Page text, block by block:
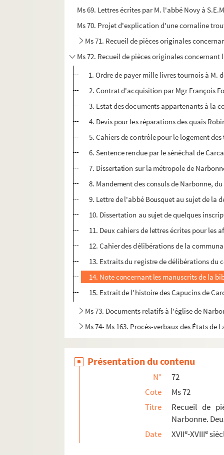
Ms 69. Lettres écrites par M. l'abbé Novy à
Ms 70. Projet d'explication d'une cornaline
Ms 71. Recueil de pièces originales
Ms 72. Recueil de pièces originales
1. Ordre de payer mille livres tournois à M.
2. Contrat d'acquisition par Mgr François
3. Estat des documents appartenants à la
4. Devis pour les réparations des quais
5. Cahiers de contrôle pour le logement
6. Sentence rendue par le sénéchal de
7. Dissertation sur la métropole de
8. Mandement des consuls de Narbonne,
9. Lettre de l'abbé Bousquet au sujet de la
10. Dissertation au sujet de quelques
11. Deux cahiers de lettres écrites pour les
12. Cahier des délibérations de la
13. Extraits du registre de délibérations du
14. Note concernant les manuscrits de la
15. Extrait de l'histoire des Capucins de
Ms 73. Documents relatifs à l'église de
Ms 74- Ms 163. Procès-verbaux des États
Présentation du contenu
N°
72
Cote
Ms 72
Titre
Recueil de
Narbonne.
Date
XVIIe-XVIIIe